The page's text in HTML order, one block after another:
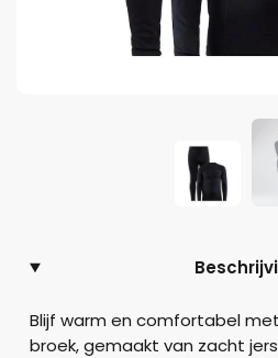
Blijf warm en comfortabel
broek, gemaakt van zacht